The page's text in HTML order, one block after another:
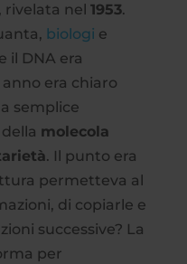
rivelata nel 1953.
biologi e
il DNA era
era chiaro
semplice
molecola
. Il punto era
permetteva al
di copiarle e
successive? La
per